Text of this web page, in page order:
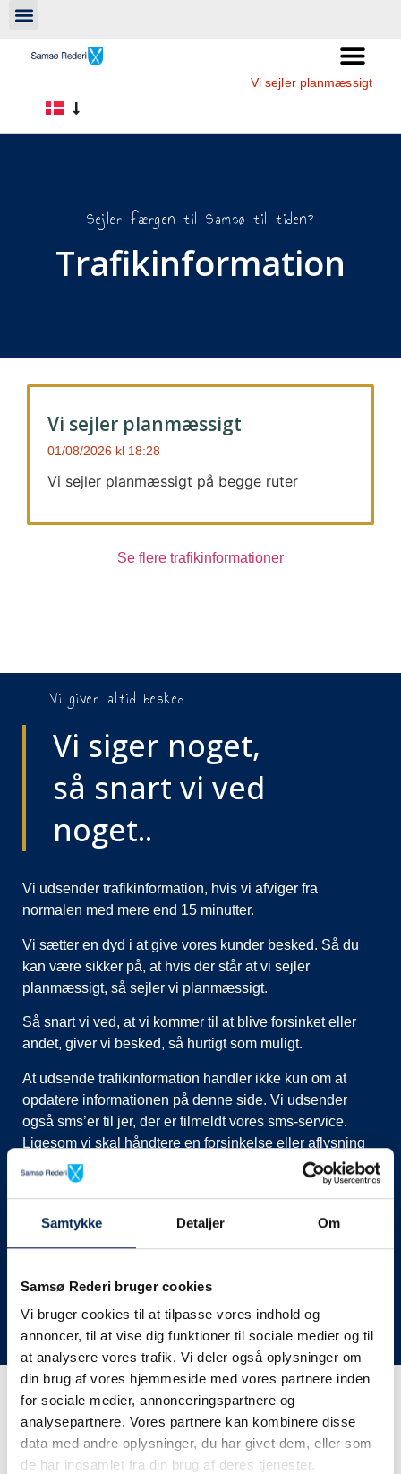
Samtykke Detaljer Om
Samsø Rederi bruger cookies
Vi bruger cookies til at tilpasse vores indhold og
annoncer, til at vise dig funktioner til sociale medier og til
at analysere vores trafik. Vi deler også oplysninger om
din brug af vores hjemmeside med vores partnere inden
for sociale medier, annonceringspartnere og
analysepartnere. Vores partnere kan kombinere disse
data med andre oplysninger, du har givet dem, eller som
de har indsamlet fra din brug af deres tjenester.
Vi sejler planmæssigt
Sejler færgen til Samsø til tiden?
Trafikinformation
Vi sejler planmæssigt
01/08/2026 18:28
Vi sejler planmæssigt på begge ruter
Se flere trafikinformationer
Vi giver altid besked
Vi siger noget,
så snart vi ved
noget..
Vi udsender trafikinformation, hvis vi afviger fra
normalen med mere end 15 minutter.
Vi sætter en dyd i at give vores kunder besked. Så du
kan være sikker på, at hvis der står at vi sejler
planmæssigt, så sejler vi planmæssigt.
Så snart vi ved, at vi kommer til at blive forsinket eller
andet, giver vi besked, så hurtigt som muligt.
At udsende trafikinformation handler ikke kun om at
opdatere informationen på denne side. Vi udsender
også sms’er til jer, der er tilmeldt vores sms-service.
Ligesom vi skal håndtere en forsinkelse eller aflysning
ved at lukke afgange i vores system, evt. flytte kunder til
nye afgange, ringe til vognmænd der skal have flyttet
her på siden og ikke ringe eller skrive til os, da vi ikke
har mere at fortælle end I kan læse her.
Vi takker for jeres forståelse.
Få trafikinformation på
sms